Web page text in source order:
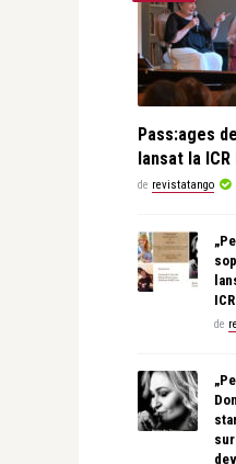
Pass:ages
lansat la ICR
de revistatango
de